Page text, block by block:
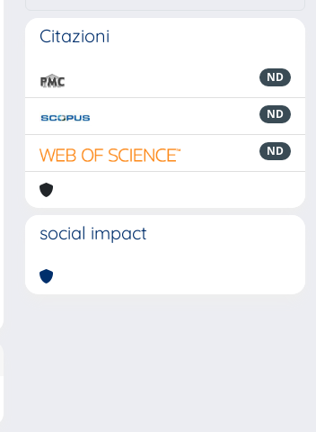
Citazioni
ND
ND
ND
social impact